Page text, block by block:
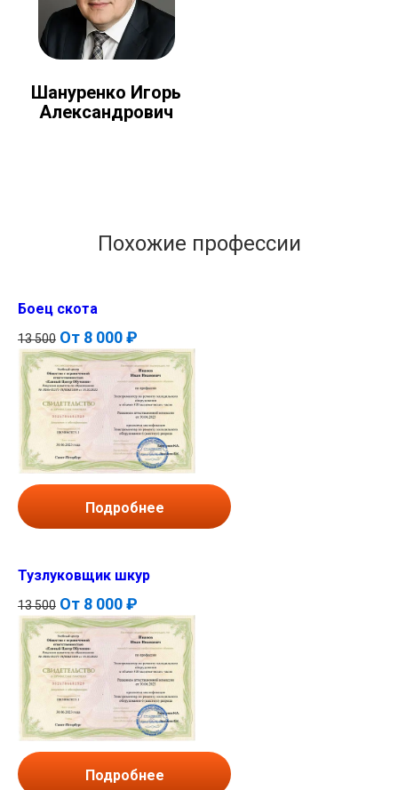
Шануренко Игорь
Александрович
Похожие профессии
Боец скота
13 500 От 8 000 ₽
Подробнее
Тузлуковщик шкур
13 500 От 8 000 ₽
Подробнее